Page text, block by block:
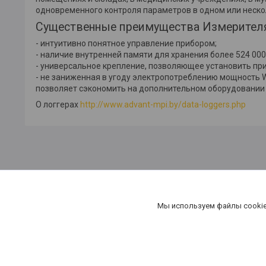
одновременного контроля параметров в одном или
Существенные преимущества
- интуитивно понятное управление прибором;
- наличие внутренней памяти для хранения более 524
- универсальное крепление, позволяющее установить
- не заниженная в угоду электропотреблению мощность
позволяет сэкономить на дополнительном
О логгерах http://www.advant-mpi.by/data-loggers.php
Мы используем файлы